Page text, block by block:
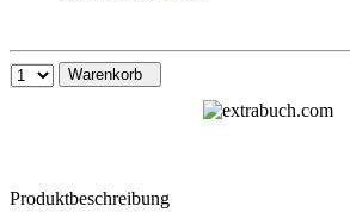
Warenkorb
Produktbeschreibung